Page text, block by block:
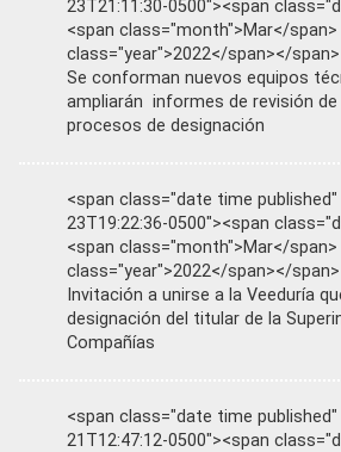
23T21:11:30-0500"><span
<span class="month">Mar</span>
class="year">2022</span></span>
Se conforman nuevos equipos
ampliarán informes de revisión
procesos de designación
<span class="date time
23T19:22:36-0500"><span
<span class="month">Mar</span>
class="year">2022</span></span>
Invitación a unirse a la Veeduría
designación del titular de la
Compañías
<span class="date time
21T12:47:12-0500"><span